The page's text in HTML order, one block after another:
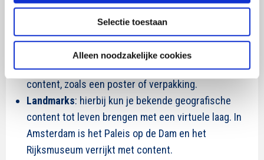
Selectie toestaan
Alleen noodzakelijke cookies
is het ook mogelijk om animaties toe te voegen
wanneer iemand knikt of knippert.
Marker tech: hierbij kun je afbeeldingen herkennen
en voorzien van dynamische en informatieve
content, zoals een poster of verpakking.
Landmarks: hierbij kun je bekende geografische
content tot leven brengen met een virtuele laag. In
Amsterdam is het Paleis op de Dam en het
Rijksmuseum verrijkt met content.